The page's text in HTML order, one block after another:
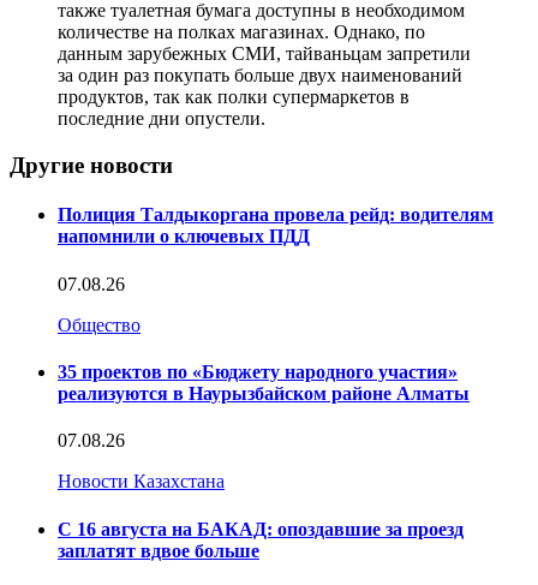
также туалетная бумага доступны в необходимом
количестве на полках магазинах. Однако, по
данным зарубежных СМИ, тайваньцам запретили
за один раз покупать больше двух наименований
продуктов, так как полки супермаркетов в
последние дни опустели.
Другие новости
Полиция Талдыкоргана провела рейд: водителям
напомнили о ключевых ПДД
07.08.26
Общество
35 проектов по «Бюджету народного участия»
реализуются в Наурызбайском районе Алматы
07.08.26
Новости Казахстана
С 16 августа на БАКАД: опоздавшие за проезд
заплатят вдвое больше